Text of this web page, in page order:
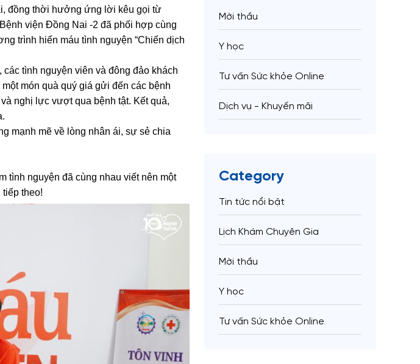
đồng thời hưởng ứng lời kêu gọi từ
viện Đồng Nai -2 đã phối hợp cùng
trình hiến máu tình nguyện “Chiến dịch
tình nguyện viên và đông đảo khách
món quà quý giá gửi đến các bệnh
nghị lực vượt qua bệnh tật. Kết quả,
mạnh mẽ về lòng nhân ái, sự sẻ chia
tình nguyện đã cùng nhau viết nên một
theo!
Mời thầu
Y học
Tư vấn Sức khỏe Online
Dịch vụ - Khuyến mãi
Category
Tin tức nổi bật
Lịch Khám Chuyên Gia
Mời thầu
Y học
Tư vấn Sức khỏe Online